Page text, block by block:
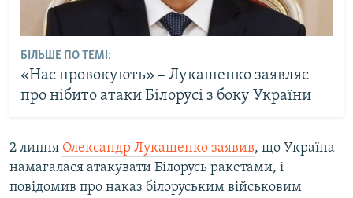
БІЛЬШЕ ПО ТЕМІ:
«Нас провокують» – Лукашенко заявляє
про нібито атаки Білорусі з боку України
2 липня Олександр Лукашенко заявив, що Україна
намагалася атакувати Білорусь ракетами, і
повідомив про наказ білоруським військовим